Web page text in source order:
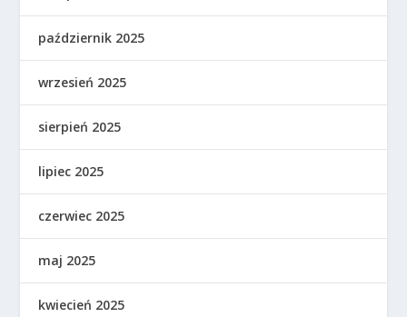
październik 2025
wrzesień 2025
sierpień 2025
lipiec 2025
czerwiec 2025
maj 2025
kwiecień 2025